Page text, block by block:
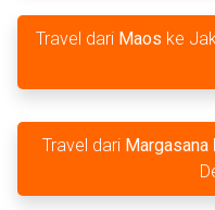
Travel dari Maos ke
Travel dari Margasana